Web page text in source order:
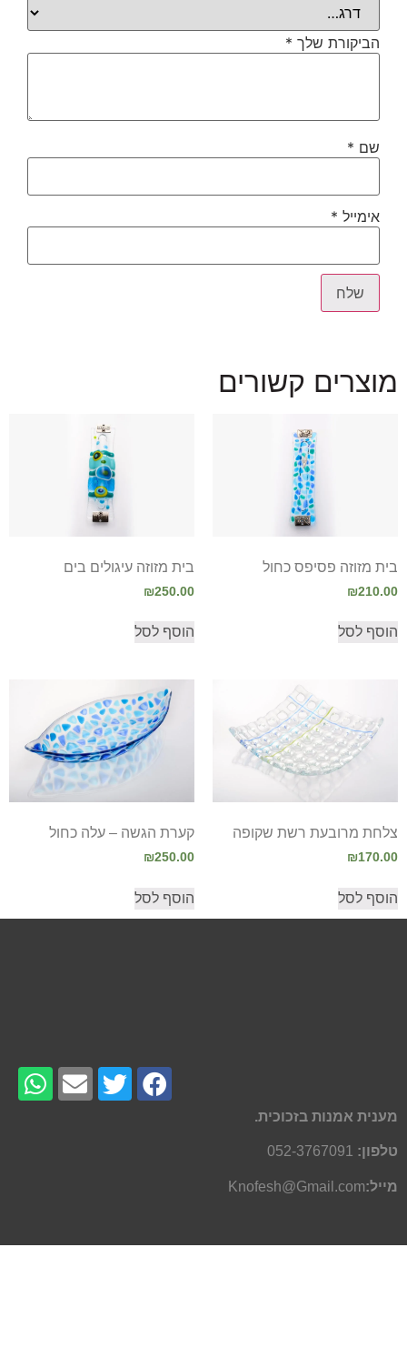
הביקורת שלך *
שם *
אימייל *
מוצרים קשורים
בית מזוזה פסיפס כחול
₪210.00
הוסף לסל
בית מזוזה עיגולים בים
₪250.00
הוסף לסל
צלחת מרובעת רשת שקופה
₪170.00
הוסף לסל
קערת הגשה – עלה כחול
₪250.00
הוסף לסל
מענית אמנות בזכוכית.
טלפון: 052-3767091
מייל:Knofesh@Gmail.com